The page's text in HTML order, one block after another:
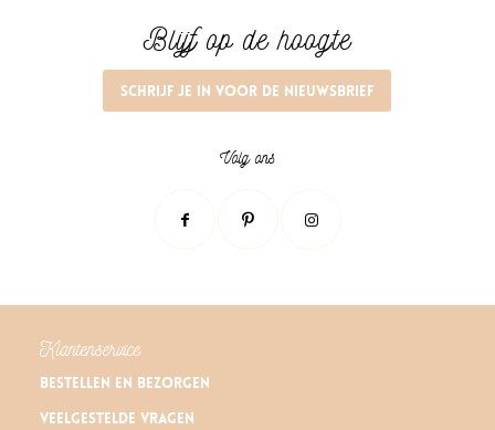
Blijf op de hoogte
Schrijf je in voor de nieuwsbrief
Volg ons
Klantenservice
Bestellen en bezorgen
Veelgestelde vragen